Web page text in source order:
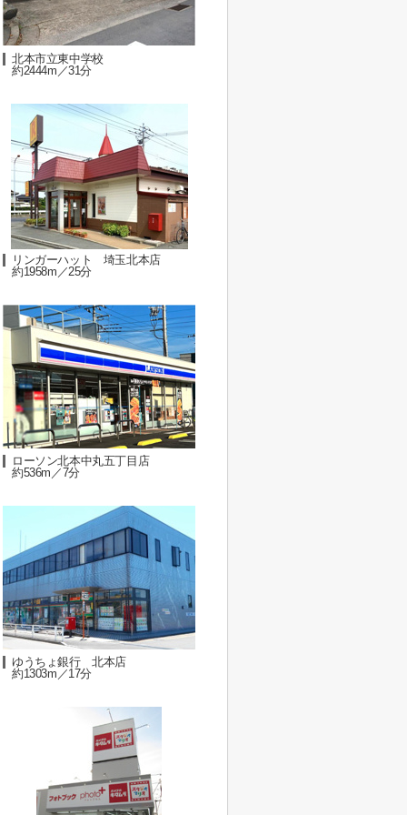
北本市立東中学校
約2444m／31分
リンガーハット 埼玉北本店
約1958m／25分
ローソン北本中丸五丁目店
約536m／7分
ゆうちょ銀行 北本店
約1303m／17分